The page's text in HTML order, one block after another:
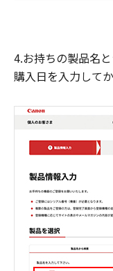
4.お持ちの製品名と
購入日を入力して